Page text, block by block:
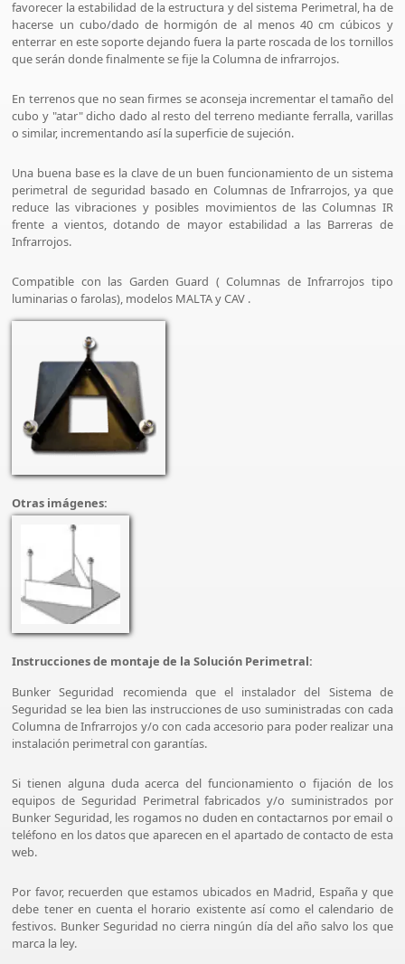
favorecer la estabilidad de la estructura y del sistema Perimetral, ha de
hacerse un cubo/dado de hormigón de al menos 40 cm cúbicos y
enterrar en este soporte dejando fuera la parte roscada de los tornillos
que serán donde finalmente se fije la Columna de infrarrojos.
En terrenos que no sean firmes se aconseja incrementar el tamaño del
cubo y "atar" dicho dado al resto del terreno mediante ferralla, varillas
o similar, incrementando así la superficie de sujeción.
Una buena base es la clave de un buen funcionamiento de un sistema
perimetral de seguridad basado en Columnas de Infrarrojos, ya que
reduce las vibraciones y posibles movimientos de las Columnas IR
frente a vientos, dotando de mayor estabilidad a las Barreras de
Infrarrojos.
Compatible con las Garden Guard ( Columnas de Infrarrojos tipo
luminarias o farolas), modelos MALTA y CAV .
Otras imágenes:
Instrucciones de montaje de la Solución Perimetral:
Bunker Seguridad recomienda que el instalador del Sistema de
Seguridad se lea bien las instrucciones de uso suministradas con cada
Columna de Infrarrojos y/o con cada accesorio para poder realizar una
instalación perimetral con garantías.
Si tienen alguna duda acerca del funcionamiento o fijación de los
equipos de Seguridad Perimetral fabricados y/o suministrados por
Bunker Seguridad, les rogamos no duden en contactarnos por email o
teléfono en los datos que aparecen en el apartado de contacto de esta
web.
Por favor, recuerden que estamos ubicados en Madrid, España y que
debe tener en cuenta el horario existente así como el calendario de
festivos. Bunker Seguridad no cierra ningún día del año salvo los que
marca la ley.